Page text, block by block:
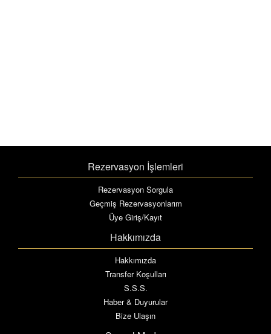
Rezervasyon İşlemleri
Rezervasyon Sorgula
Geçmiş Rezervasyonlarım
Üye Giriş/Kayıt
Hakkımızda
Hakkımızda
Transfer Koşulları
S.S.S.
Haber & Duyurular
Bize Ulaşın